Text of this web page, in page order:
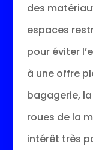
des
espaces
pour éviter
à une offre
bagagerie,
roues de la
intérêt très